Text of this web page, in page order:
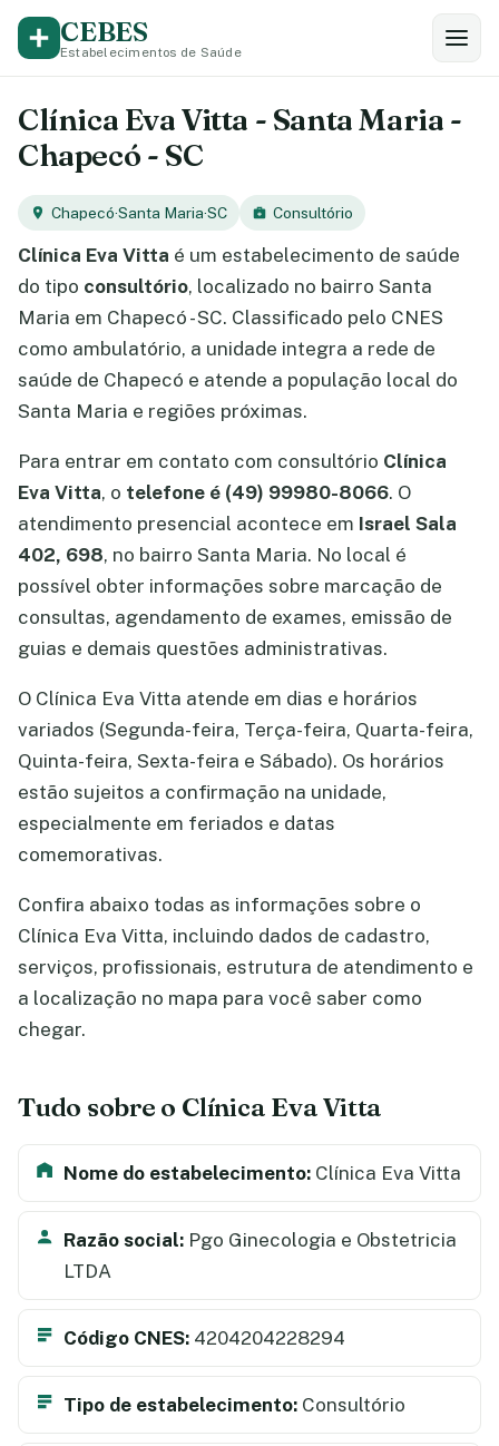
CEBES
Estabelecimentos de Saúde
Clínica Eva Vitta - Santa Maria -
Chapecó - SC
Chapecó·Santa Maria·SC Consultório
Clínica Eva Vitta é um estabelecimento de saúde
do tipo consultório, localizado no bairro Santa
Maria em Chapecó - SC. Classificado pelo CNES
como ambulatório, a unidade integra a rede de
saúde de Chapecó e atende a população local do
Santa Maria e regiões próximas.
Para entrar em contato com consultório Clínica
Eva Vitta, o telefone é (49) 99980-8066. O
atendimento presencial acontece em Israel Sala
402, 698, no bairro Santa Maria. No local é
possível obter informações sobre marcação de
consultas, agendamento de exames, emissão de
guias e demais questões administrativas.
O Clínica Eva Vitta atende em dias e horários
variados (Segunda-feira, Terça-feira, Quarta-feira,
Quinta-feira, Sexta-feira e Sábado). Os horários
estão sujeitos a confirmação na unidade,
especialmente em feriados e datas
comemorativas.
Confira abaixo todas as informações sobre o
Clínica Eva Vitta, incluindo dados de cadastro,
serviços, profissionais, estrutura de atendimento e
a localização no mapa para você saber como
chegar.
Tudo sobre o Clínica Eva Vitta
Nome do estabelecimento: Clínica Eva Vitta
Razão social: Pgo Ginecologia e Obstetricia
LTDA
Código CNES: 4204204228294
Tipo de estabelecimento: Consultório